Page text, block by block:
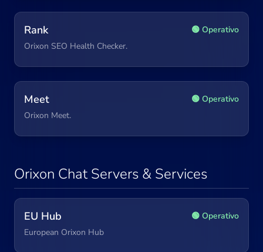
Rank
🟢 Operativo
Orixon SEO Health Checker.
Meet
🟢 Operativo
Orixon Meet.
Orixon Chat Servers & Services
EU Hub
🟢 Operativo
European Orixon Hub